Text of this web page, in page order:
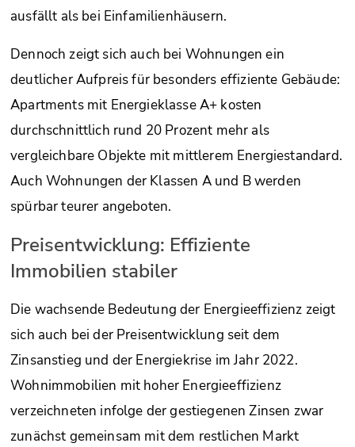
ausfällt als bei Einfamilienhäusern.
Dennoch zeigt sich auch bei Wohnungen ein
deutlicher Aufpreis für besonders effiziente Gebäude:
Apartments mit Energieklasse A+ kosten
durchschnittlich rund 20 Prozent mehr als
vergleichbare Objekte mit mittlerem Energiestandard.
Auch Wohnungen der Klassen A und B werden
spürbar teurer angeboten.
Preisentwicklung: Effiziente
Immobilien stabiler
Die wachsende Bedeutung der Energieeffizienz zeigt
sich auch bei der Preisentwicklung seit dem
Zinsanstieg und der Energiekrise im Jahr 2022.
Wohnimmobilien mit hoher Energieeffizienz
verzeichneten infolge der gestiegenen Zinsen zwar
zunächst gemeinsam mit dem restlichen Markt